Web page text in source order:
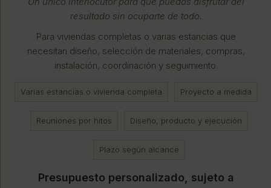
resultado sin ocuparte de todo.
Para viviendas completas o varias estancias que
necesitan diseño, selección de materiales, compras,
instalación, coordinación y seguimiento.
Varias estancias o vivienda completa Proyecto a medida
Reuniones por hitos Diseño, producto y ejecución
Plazo según alcance
Presupuesto personalizado, sujeto a